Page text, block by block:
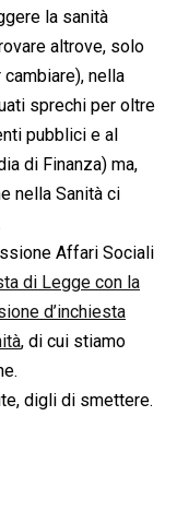
la sanità
altrove, solo
nella
sprechi per oltre
pubblici e al
di Finanza) ma,
nella Sanità ci
Affari Sociali
di Legge con la
d’inchiesta
, di cui stiamo
digli di smettere.